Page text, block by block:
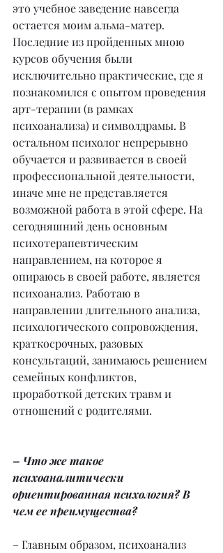
это учебное заведение навсегда
остается моим альма-матер.
Последние из пройденных мною
курсов обучения были
исключительно практические, где я
познакомился с опытом проведения
арт-терапии (в рамках
психоанализа) и символдрамы. В
остальном психолог непрерывно
обучается и развивается в своей
профессиональной деятельности,
иначе мне не представляется
возможной работа в этой сфере. На
сегодняшний день основным
психотерапевтическим
направлением, на которое я
опираюсь в своей работе, является
психоанализ. Работаю в
направлении длительного анализа,
психологического сопровождения,
краткосрочных, разовых
консультаций, занимаюсь решением
семейных конфликтов,
проработкой детских травм и
отношений с родителями.
– Что же такое
психоаналитически
ориентированная психология? В
чем ее преимущества?
– Главным образом, психоанализ